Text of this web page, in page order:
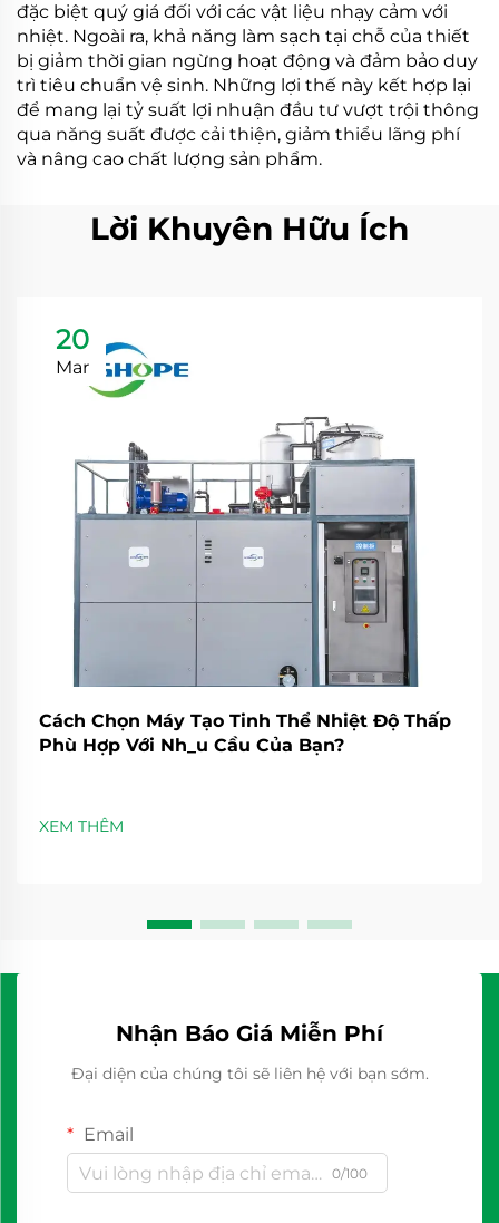
đặc biệt quý giá đối với các vật liệu nhạy cảm với
nhiệt. Ngoài ra, khả năng làm sạch tại chỗ của thiết
bị giảm thời gian ngừng hoạt động và đảm bảo duy
trì tiêu chuẩn vệ sinh. Những lợi thế này kết hợp lại
để mang lại tỷ suất lợi nhuận đầu tư vượt trội thông
qua năng suất được cải thiện, giảm thiểu lãng phí
và nâng cao chất lượng sản phẩm.
Lời Khuyên Hữu Ích
20
Mar
Cách Chọn Máy Tạo Tinh Thể Nhiệt Độ Thấp
Phù Hợp Với Nh_u Cầu Của Bạn?
XEM THÊM
Nhận Báo Giá Miễn Phí
Đại diện của chúng tôi sẽ liên hệ với bạn sớm.
Email
0/100